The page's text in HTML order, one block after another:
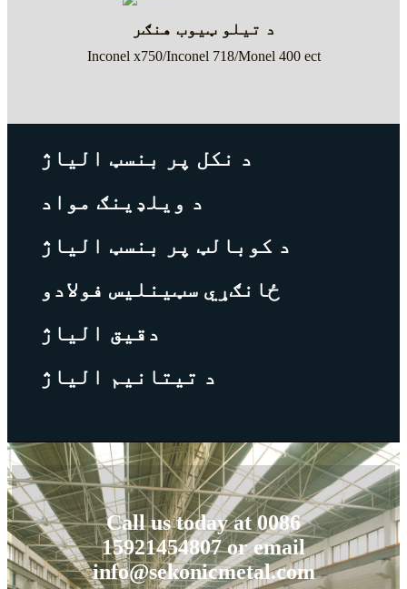
د تیلو ټیوب هنګر
Inconel x750/Inconel 718/Monel 400 ect
د نکل پر بنسټ الیاژ
د ویلډینګ مواد
د کوبالټ پر بنسټ الیاژ
ځانګړي سټینلیس فولادو
دقیق الیاژ
د تیتانیم الیاژ
Call us today at 0086
15921454807 or email
info@sekonicmetal.com